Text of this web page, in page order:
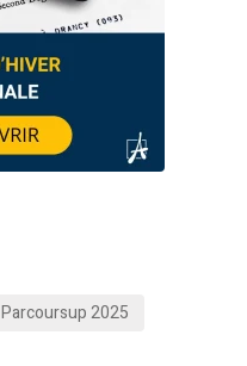
Parcoursup 2025